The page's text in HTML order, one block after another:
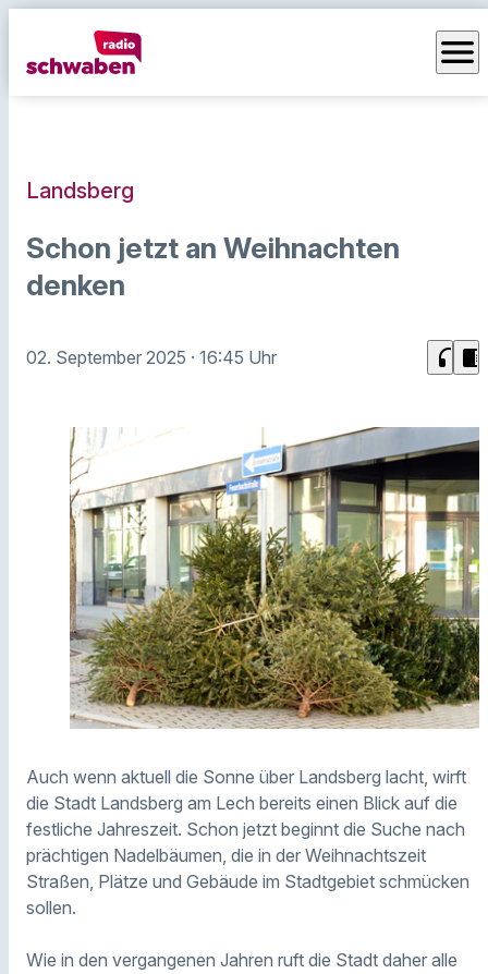
menu
Landsberg
Schon jetzt an Weihnachten
denken
02. September 2025 · 16:45 Uhr headphones chrome_reader_mode
Auch wenn aktuell die Sonne über Landsberg lacht, wirft
die Stadt Landsberg am Lech bereits einen Blick auf die
festliche Jahreszeit. Schon jetzt beginnt die Suche nach
prächtigen Nadelbäumen, die in der Weihnachtszeit
Straßen, Plätze und Gebäude im Stadtgebiet schmücken
sollen.
Wie in den vergangenen Jahren ruft die Stadt daher alle